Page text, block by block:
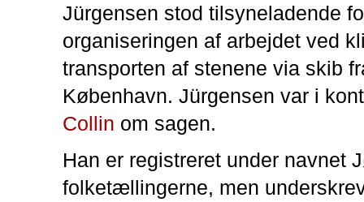
Jürgensen stod tilsyneladende
organiseringen af arbejdet ved
transporten af stenene via skib
København. Jürgensen var i
Collin om sagen.
Han er registreret under navnet
folketællingerne, men